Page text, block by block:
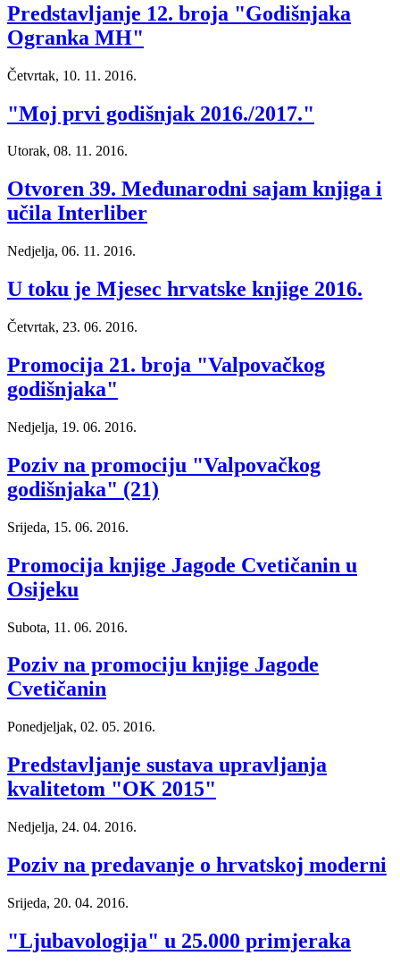
Predstavljanje 12. broja "Godišnjaka
Ogranka MH"
Četvrtak, 10. 11. 2016.
"Moj prvi godišnjak 2016./2017."
Utorak, 08. 11. 2016.
Otvoren 39. Međunarodni sajam knjiga i
učila Interliber
Nedjelja, 06. 11. 2016.
U toku je Mjesec hrvatske knjige 2016.
Četvrtak, 23. 06. 2016.
Promocija 21. broja "Valpovačkog
godišnjaka"
Nedjelja, 19. 06. 2016.
Poziv na promociju "Valpovačkog
godišnjaka" (21)
Srijeda, 15. 06. 2016.
Promocija knjige Jagode Cvetičanin u
Osijeku
Subota, 11. 06. 2016.
Poziv na promociju knjige Jagode
Cvetičanin
Ponedjeljak, 02. 05. 2016.
Predstavljanje sustava upravljanja
kvalitetom "OK 2015"
Nedjelja, 24. 04. 2016.
Poziv na predavanje o hrvatskoj moderni
Srijeda, 20. 04. 2016.
"Ljubavologija" u 25.000 primjeraka